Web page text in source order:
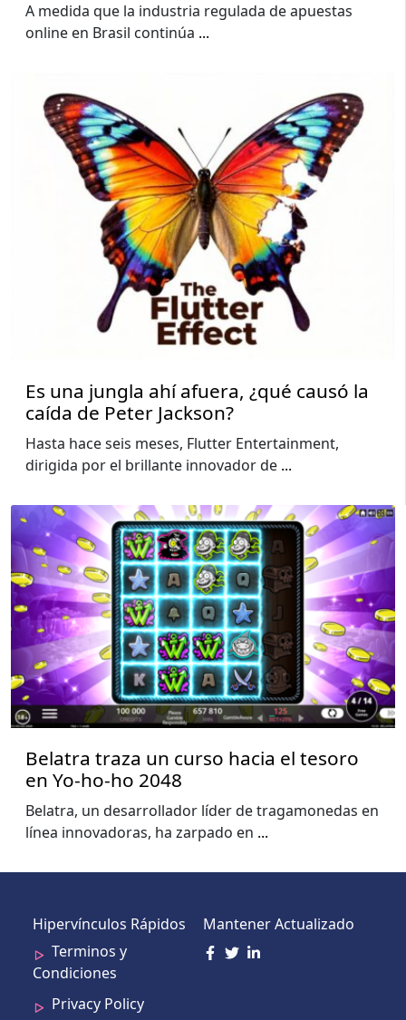
A medida que la industria regulada de apuestas
online en Brasil continúa ...
Es una jungla ahí afuera, ¿qué causó la
caída de Peter Jackson?
Hasta hace seis meses, Flutter Entertainment,
dirigida por el brillante innovador de ...
Belatra traza un curso hacia el tesoro
en Yo-ho-ho 2048
Belatra, un desarrollador líder de tragamonedas en
línea innovadoras, ha zarpado en ...
Hipervínculos Rápidos
Terminos y
Condiciones
Privacy Policy
Mantener Actualizado